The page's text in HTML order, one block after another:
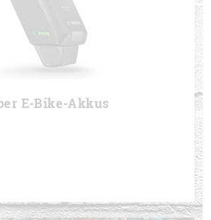
E-Bike-Akkus